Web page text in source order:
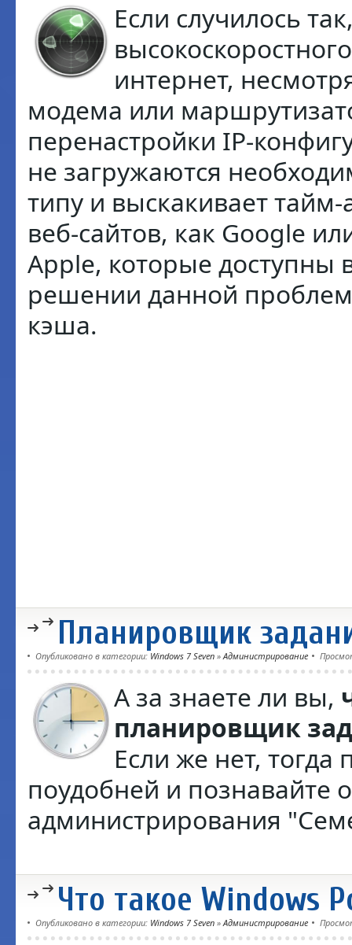
Если случилось
интернет,
модема или
перенастройки IP-
не загружаются
типу и выскакивает
веб-сайтов, как Google
Apple, которые доступны
решении данной
кэша.
Планировщик
Опубликовано в категории: Windows 7 Seven »Администрирование
А за знаете ли вы,
планировщик
Если же нет, тогда
поудобней и познавайте
администрирования
Что такое Windows
Опубликовано в категории: Windows 7 Seven »Администрирование